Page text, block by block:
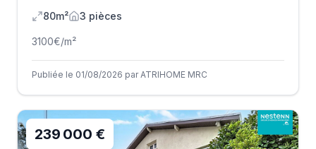
80m²
3 pièces
3100€/m²
Publiée le 01/08/2026 par ATRIHOME MRC
239 000 €